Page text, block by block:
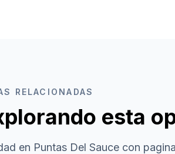
RELACIONADAS
esta
en Puntas Del Saucecon